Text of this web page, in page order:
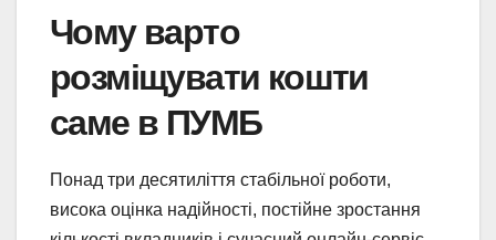
Чому варто
розміщувати кошти
саме в ПУМБ
Понад три десятиліття стабільної роботи,
висока оцінка надійності, постійне зростання